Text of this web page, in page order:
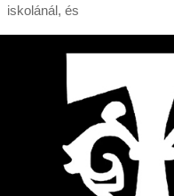
iskolánál, és